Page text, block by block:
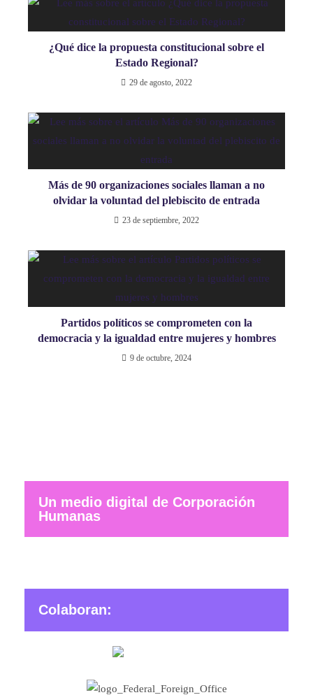
¿Qué dice la propuesta constitucional sobre el
Estado Regional?
29 de agosto, 2022
Más de 90 organizaciones sociales llaman a no
olvidar la voluntad del plebiscito de entrada
23 de septiembre, 2022
Partidos políticos se comprometen con la
democracia y la igualdad entre mujeres y hombres
9 de octubre, 2024
Un medio digital de Corporación
Humanas
Colaboran: